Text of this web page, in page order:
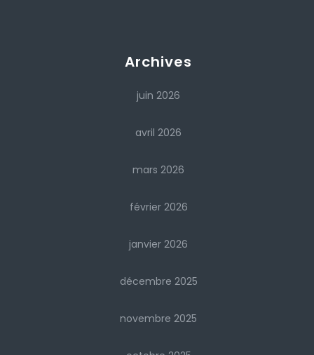
Archives
juin 2026
avril 2026
mars 2026
février 2026
janvier 2026
décembre 2025
novembre 2025